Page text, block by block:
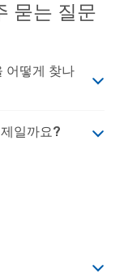
묻는 질문
어떻게 찾나
일까요?